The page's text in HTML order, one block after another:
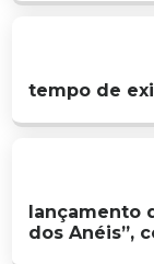
tempo de
lançamento
dos Anéis”,